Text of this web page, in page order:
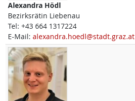
Alexandra Hödl
Bezirksrätin Liebenau
Tel: +43 664 1317224
E-Mail: alexandra.hoedl@stadt.graz.at